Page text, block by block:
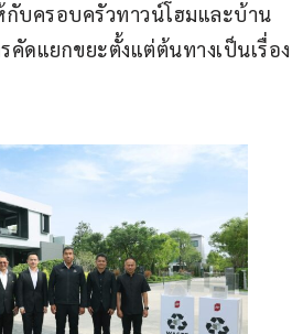
กับครอบครัวทาวน์โฮมและบ้าน
คัดแยกขยะตั้งแต่ต้นทางเป็นเรื่อง